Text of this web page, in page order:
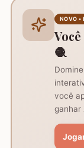
NOVO •
🧶
você
ganhar